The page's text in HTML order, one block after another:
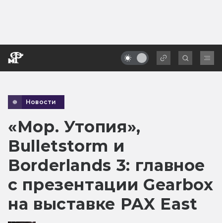
Новости
«Мор. Утопия»,
Bulletstorm и
Borderlands 3: главное
с презентации Gearbox
на выставке PAX East